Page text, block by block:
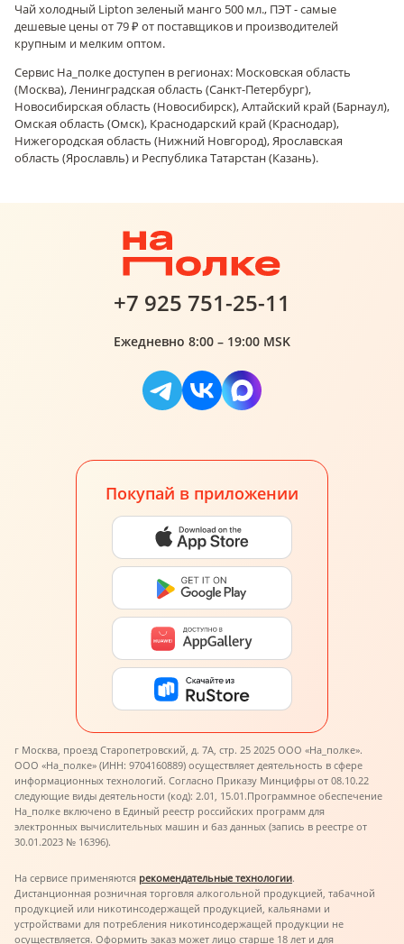
Чай холодный Lipton зеленый манго 500 мл., ПЭТ - самые
дешевые цены от 79 ₽ от поставщиков и производителей
крупным и мелким оптом.
Сервис На_полке доступен в регионах: Московская область
(Москва), Ленинградская область (Санкт-Петербург),
Новосибирская область (Новосибирск), Алтайский край (Барнаул),
Омская область (Омск), Краснодарский край (Краснодар),
Нижегородская область (Нижний Новгород), Ярославская
область (Ярославль) и Республика Татарстан (Казань).
+7 925 751-25-11
Ежедневно 8:00 – 19:00 MSK
Покупай в приложении
г Москва, проезд Старопетровский, д. 7А, стр. 25 2025 ООО «На_полке».
ООО «На_полке» (ИНН: 9704160889) осуществляет деятельность в сфере
информационных технологий. Согласно Приказу Минцифры от 08.10.22
следующие виды деятельности (код): 2.01, 15.01.Программное обеспечение
На_полке включено в Единый реестр российских программ для
электронных вычислительных машин и баз данных (запись в реестре от
30.01.2023 № 16396).
На сервисе применяются рекомендательные технологии.
Дистанционная розничная торговля алкогольной продукцией, табачной
продукцией или никотинсодержащей продукцией, кальянами и
устройствами для потребления никотинсодержащей продукции не
осуществляется. Оформить заказ может лицо старше 18 лет и для